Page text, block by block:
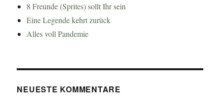
8 Freunde (Sprites) sollt Ihr sein
Eine Legende kehrt zurück
Alles voll Pandemie
NEUESTE KOMMENTARE